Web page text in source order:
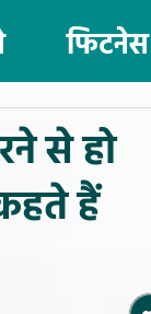
फिटनेस
से हो
हैं